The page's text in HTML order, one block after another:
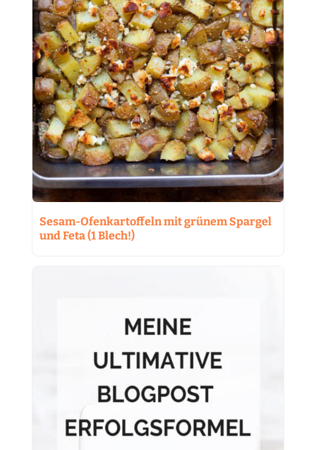
Sesam-Ofenkartoffeln mit grünem Spargel
und Feta (1 Blech!)